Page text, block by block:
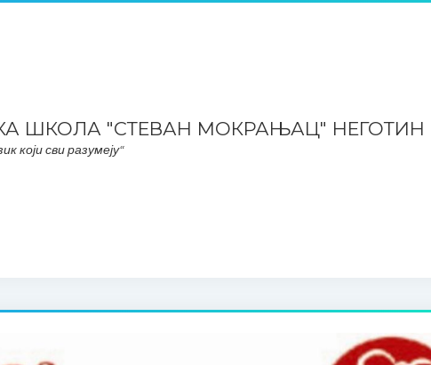
ШКОЛА "СТЕВАН МОКРАЊАЦ" НЕГОТИН
који сви разумеју“